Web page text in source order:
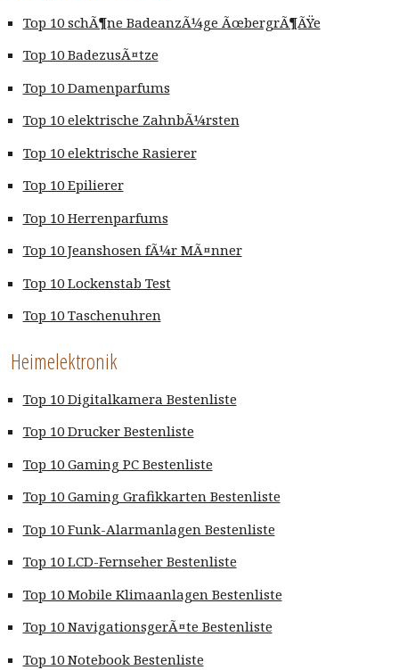
Top 10 schÃ¶ne BadeanzÃ¼ge ÃœbergrÃ¶ÃŸe
Top 10 BadezusÃ¤tze
Top 10 Damenparfums
Top 10 elektrische ZahnbÃ¼rsten
Top 10 elektrische Rasierer
Top 10 Epilierer
Top 10 Herrenparfums
Top 10 Jeanshosen fÃ¼r MÃ¤nner
Top 10 Lockenstab Test
Top 10 Taschenuhren
Heimelektronik
Top 10 Digitalkamera Bestenliste
Top 10 Drucker Bestenliste
Top 10 Gaming PC Bestenliste
Top 10 Gaming Grafikkarten Bestenliste
Top 10 Funk-Alarmanlagen Bestenliste
Top 10 LCD-Fernseher Bestenliste
Top 10 Mobile Klimaanlagen Bestenliste
Top 10 NavigationsgerÃ¤te Bestenliste
Top 10 Notebook Bestenliste